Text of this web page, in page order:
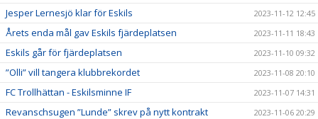
Jesper Lernesjö klar för Eskils 2023-11-12 12:45
Årets enda mål gav Eskils fjärdeplatsen 2023-11-11 18:43
Eskils går för fjärdeplatsen 2023-11-10 09:32
”Olli” vill tangera klubbrekordet 2023-11-08 20:10
FC Trollhättan - Eskilsminne IF 2023-11-07 14:31
Revanschsugen ”Lunde” skrev på nytt kontrakt 2023-11-06 20:29